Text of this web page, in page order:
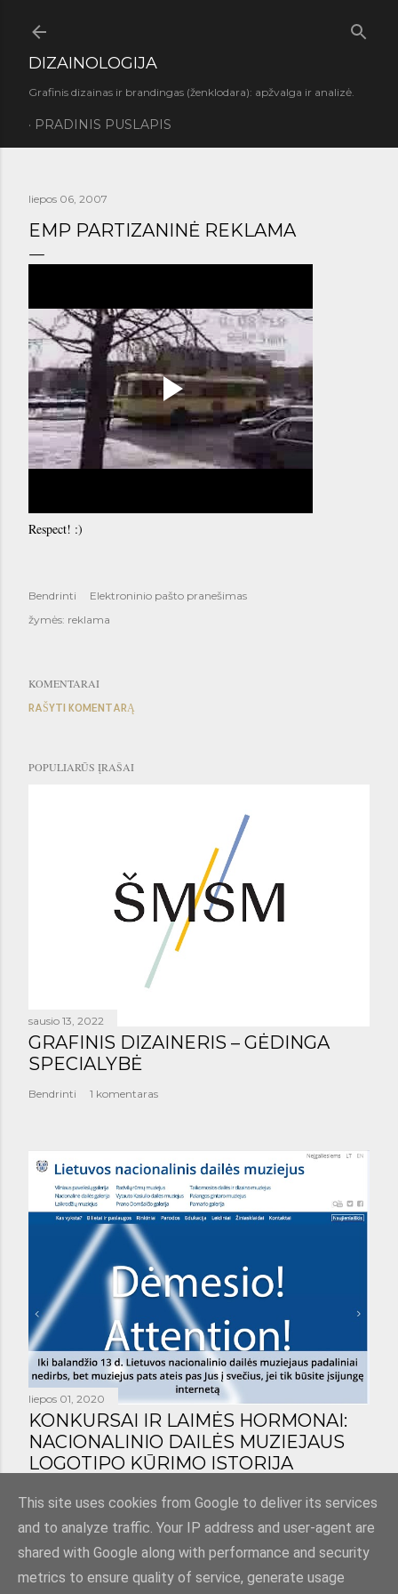
DIZAINOLOGIJA
Grafinis dizainas ir brandingas (ženklodara): apžvalga ir analizė.
PRADINIS PUSLAPIS
liepos 06, 2007
EMP PARTIZANINĖ REKLAMA
Respect! :)
Bendrinti
Elektroninio pašto pranešimas
žymės: reklama
KOMENTARAI
RAŠYTI KOMENTARĄ
POPULIARŪS ĮRAŠAI
sausio 13, 2022
GRAFINIS DIZAINERIS – GĖDINGA
SPECIALYBĖ
Bendrinti 1 komentaras
liepos 01, 2020
KONKURSAI IR LAIMĖS HORMONAI:
NACIONALINIO DAILĖS MUZIEJAUS
LOGOTIPO KŪRIMO ISTORIJA
This site uses cookies from Google to deliver its services
and to analyze traffic. Your IP address and user-agent are
shared with Google along with performance and security
metrics to ensure quality of service, generate usage